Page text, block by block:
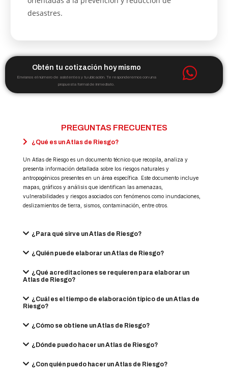
desastres.
Obtén tu cotización hoy mismo
Envíanos el número de asistentes y tu ubicación. Te responderemos con una
propuesta formal de inmediato.
PREGUNTAS FRECUENTES
¿Qué es un Atlas de Riesgo?
Un Atlas de Riesgo es un documento técnico que recopila, analiza y
presenta información detallada sobre los riesgos naturales y
antropogénicos presentes en un área específica. Este documento incluye
mapas, gráficos y análisis que identifican las amenazas,
vulnerabilidades y riesgos asociados con fenómenos como inundaciones,
deslizamientos de tierra, sismos, contaminación, entre otros.
¿Para qué sirve un Atlas de Riesgo?
¿Quién puede elaborar un Atlas de Riesgo?
¿Qué acreditaciones se requieren para elaborar un
Atlas de Riesgo?
¿Cuál es el tiempo de elaboración típico de un Atlas de
Riesgo?
¿Cómo se obtiene un Atlas de Riesgo?
¿Dónde puedo hacer un Atlas de Riesgo?
¿Con quién puedo hacer un Atlas de Riesgo?